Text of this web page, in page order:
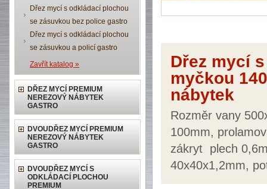
Dřez mycí s odkládací plochou
se zásuvkou bez police gastro
Dřez mycí s odkládací plochou
se zásuvkou a policí gastro
Zavřít katalog »
DŘEZ MYCÍ PREMIUM
NEREZOVÝ NÁBYTEK
GASTRO
DVOUDŘEZ MYCÍ PREMIUM
NEREZOVÝ NÁBYTEK
GASTRO
DVOUDŘEZ MYCÍ S
ODKLÁDACÍ PLOCHOU
PREMIUM
Dřez mycí
myčkou
nábytek
Rozměr vany
100mm,
zákryt plech
40x40x1,2mm,